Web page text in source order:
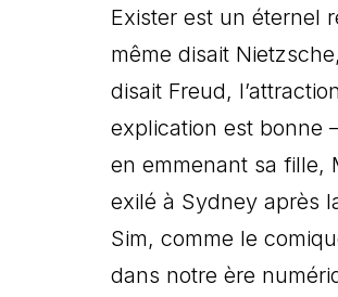
Exister est un éternel
même disait
disait Freud,
explication est bonne
en emmenant sa fille,
exilé à Sydney après
Sim, comme le
dans notre ère